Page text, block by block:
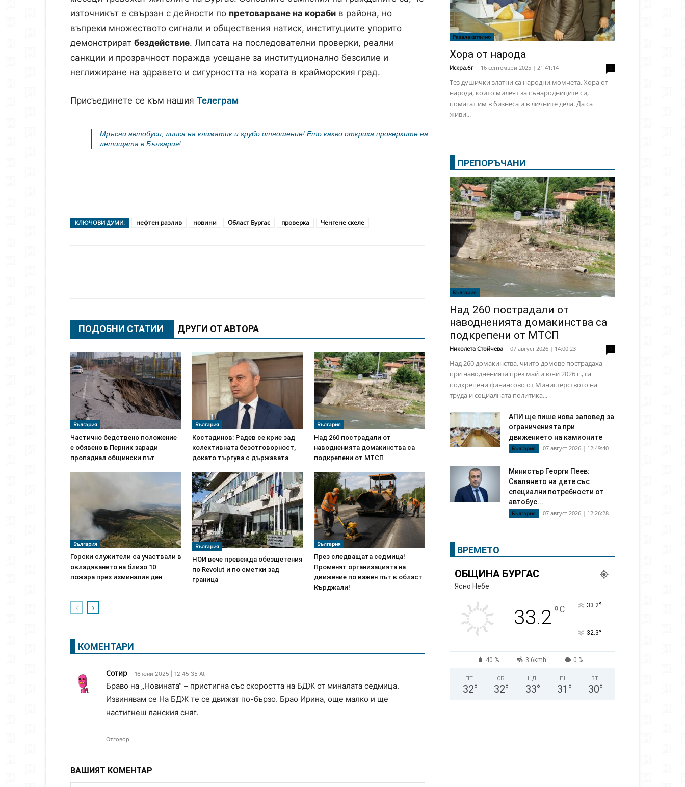
източникът е свързан с дейности по претоварване на кораби в района, но
въпреки множеството сигнали и обществения натиск, институциите упорито
демонстрират бездействие. Липсата на последователни проверки, реални
санкции и прозрачност поражда усещане за институционално безсилие и
неглижиране на здравето и сигурността на хората в крайморския град.
Присъединете се към нашия Телеграм
Мръсни автобуси, липса на климатик и грубо отношение! Ето какво откриха проверките на
летищата в България!
КЛЮЧОВИ ДУМИ: нефтен разлив новини Област Бургас проверка Ченгене скеле
ПОДОБНИ СТАТИИ ДРУГИ ОТ АВТОРА
България
Частично бедствено положение
е обявено в Перник заради
пропаднал общински път
България
Костадинов: Радев се крие зад
колективната безотговорност,
докато търгува с държавата
България
Над 260 пострадали от
наводненията домакинства са
подкрепени от МТСП
България
Горски служители са участвали в
овладяването на близо 10
пожара през изминалия ден
България
НОИ вече превежда обезщетения
по Revolut и по сметки зад
граница
България
През следващата седмица!
Променят организацията на
движение по важен път в област
Кърджали!
КОМЕНТАРИ
Сотир 16 юни 2025 | 12:45:35 At
Браво на „Новината“ – пристигна със скоростта на БДЖ от миналата седмица.
Извинявам се На БДЖ те се движат по-бързо. Брао Ирина, още малко и ще
настигнеш ланския сняг.
Отговор
ВАШИЯТ КОМЕНТАР
Развлекателно
Хора от народа
Искра.бг - 16 септември 2025 | 21:41:14
Тез душички златни са народни момчета. Хора от
народа, които милеят за сънародниците си,
помагат им в бизнеса и в личните дела. Да са
живи...
ПРЕПОРЪЧАНИ
България
Над 260 пострадали от
наводненията домакинства са
подкрепени от МТСП
Николета Стойчева - 07 август 2026 | 14:00:23
Над 260 домакинства, чиито домове пострадаха
при наводненията през май и юни 2026 г., са
подкрепени финансово от Министерството на
труда и социалната политика...
АПИ ще пише нова заповед за
ограниченията при
движението на камионите
България 07 август 2026 | 12:49:40
Министър Георги Пеев:
Свалянето на дете със
специални потребности от
автобус...
България 07 август 2026 | 12:26:28
ВРЕМЕТО
ОБЩИНА БУРГАС
Ясно Небе
33.2°C 33.2°
32.3°
40 % 3.6kmh 0 %
ПТ
32°
СБ
32°
НД
33°
ПН
31 °
ВТ
30°